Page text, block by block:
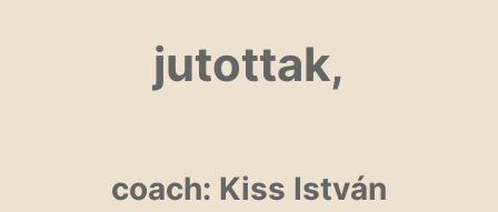
jutottak,
coach: Kiss István